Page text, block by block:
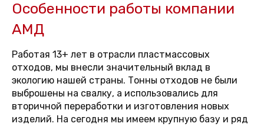
Особенности работы компании
АМД
Работая 13+ лет в отрасли пластмассовых
отходов, мы внесли значительный вклад в
экологию нашей страны. Тонны отходов не были
выброшены на свалку, а использовались для
вторичной переработки и изготовления новых
изделий. На сегодня мы имеем крупную базу и ряд